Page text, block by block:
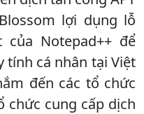
lợi dụng lỗ
Notepad++ để
tính cá nhân tại Việt
đến các tổ chức
chức cung cấp dịch